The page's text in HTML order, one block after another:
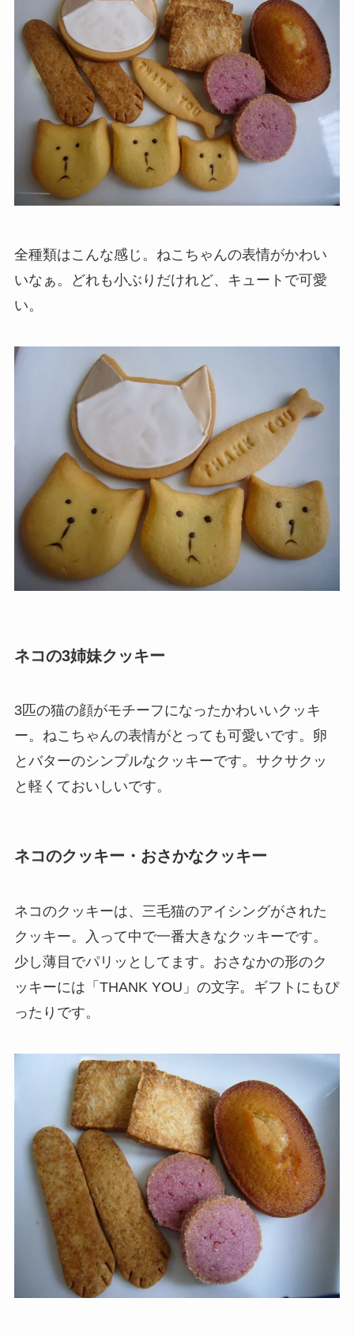
全種類はこんな感じ。ねこちゃんの表情がかわい
いなぁ。どれも小ぶりだけれど、キュートで可愛
い。
ネコの3姉妹クッキー
3匹の猫の顔がモチーフになったかわいいクッキ
ー。ねこちゃんの表情がとっても可愛いです。卵
とバターのシンプルなクッキーです。サクサクッ
と軽くておいしいです。
ネコのクッキー・おさかなクッキー
ネコのクッキーは、三毛猫のアイシングがされた
クッキー。入って中で一番大きなクッキーです。
少し薄目でパリッとしてます。おさなかの形のク
ッキーには「THANK YOU」の文字。ギフトにもぴ
ったりです。